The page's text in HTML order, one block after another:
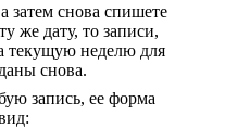
затем снова спишете
же дату, то записи,
текущую неделю для
снова.
запись, ее форма